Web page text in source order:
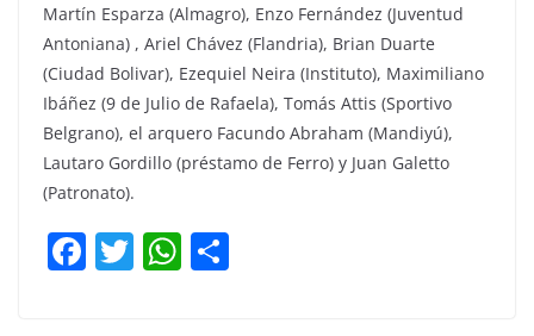
Martín Esparza (Almagro), Enzo Fernández (Juventud
Antoniana) , Ariel Chávez (Flandria), Brian Duarte
(Ciudad Bolivar), Ezequiel Neira (Instituto), Maximiliano
Ibáñez (9 de Julio de Rafaela), Tomás Attis (Sportivo
Belgrano), el arquero Facundo Abraham (Mandiyú),
Lautaro Gordillo (préstamo de Ferro) y Juan Galetto
(Patronato).
F
a
T
w
W
h